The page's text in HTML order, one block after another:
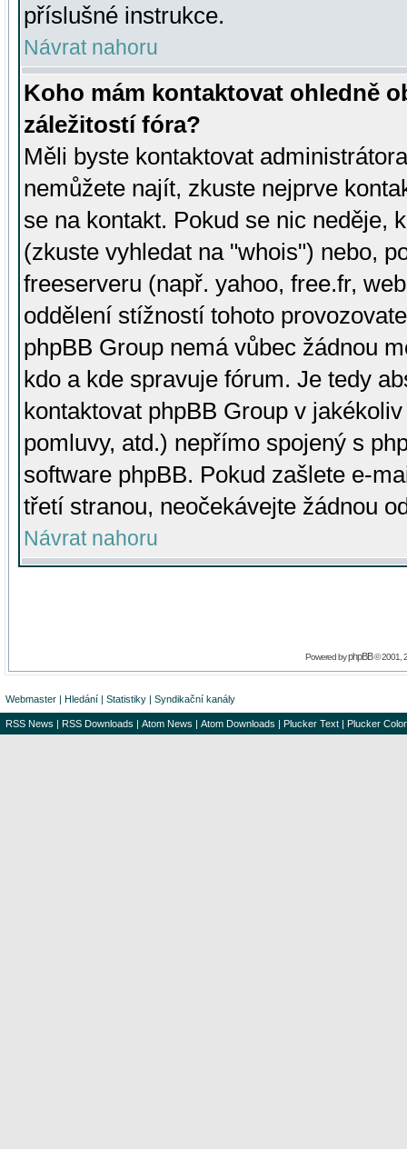
příslušné instrukce.
Návrat nahoru
Koho mám kontaktovat ohledně
záležitostí fóra?
Měli byste kontaktovat
nemůžete najít, zkuste nejprve
se na kontakt. Pokud se nic neděje,
(zkuste vyhledat na "whois") nebo,
freeserveru (např. yahoo, free.fr,
oddělení stížností tohoto
phpBB Group nemá vůbec žádnou
kdo a kde spravuje fórum. Je tedy
kontaktovat phpBB Group v
pomluvy, atd.) nepřímo spojený s
software phpBB. Pokud zašlete e-
třetí stranou, neočekávejte žádnou
Návrat nahoru
Powered byphpBB© 2001,
Webmaster | Hledání | Statistiky | Syndikační kanály
RSS News | RSS Downloads | Atom News | Atom Downloads | Plucker Text | Plucker Color